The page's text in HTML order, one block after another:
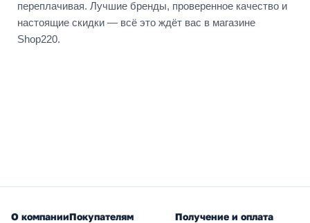
переплачивая. Лучшие бренды, проверенное качество и
настоящие скидки — всё это ждёт вас в магазине
Shop220.
О компанииПокупателям Получение и оплата